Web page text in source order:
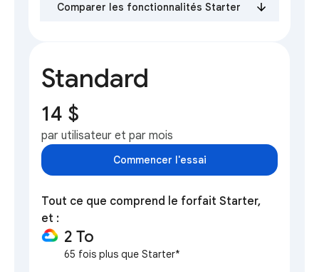
Comparer les fonctionnalités Starter
Standard
14 $
par utilisateur et par mois
Commencer l'essai
Tout ce que comprend le forfait Starter,
et :
2 To
65 fois plus que Starter*